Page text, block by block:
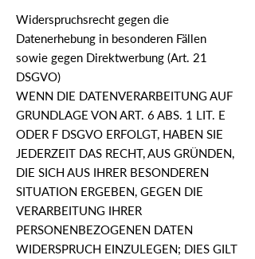
Widerspruchsrecht gegen die
Datenerhebung in besonderen Fällen
sowie gegen Direktwerbung (Art. 21
DSGVO)
WENN DIE DATENVERARBEITUNG AUF
GRUNDLAGE VON ART. 6 ABS. 1 LIT. E
ODER F DSGVO ERFOLGT, HABEN SIE
JEDERZEIT DAS RECHT, AUS GRÜNDEN,
DIE SICH AUS IHRER BESONDEREN
SITUATION ERGEBEN, GEGEN DIE
VERARBEITUNG IHRER
PERSONENBEZOGENEN DATEN
WIDERSPRUCH EINZULEGEN; DIES GILT